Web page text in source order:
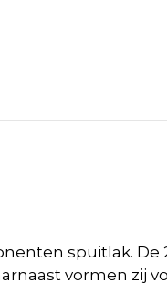
spuitlak. De
vormen zij